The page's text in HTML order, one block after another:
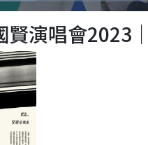
賢演唱會2023